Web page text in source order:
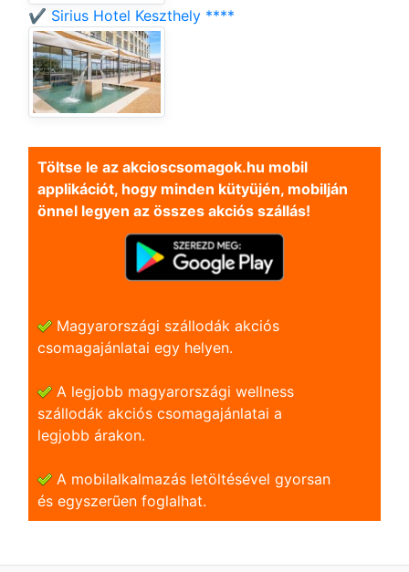
✔️ Sirius Hotel Keszthely ****
Töltse le az akcioscsomagok.hu mobil
applikációt, hogy minden kütyüjén, mobilján
önnel legyen az összes akciós szállás!
Magyarországi szállodák akciós
csomagajánlatai egy helyen.
A legjobb magyarországi wellness
szállodák akciós csomagajánlatai a
legjobb árakon.
A mobilalkalmazás letöltésével gyorsan
és egyszerũen foglalhat.